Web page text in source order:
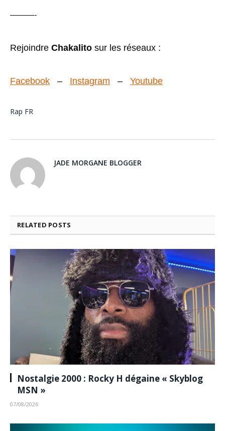
———-
Rejoindre Chakalito sur les réseaux :
Facebook – Instagram – Youtube
Rap FR
JADE MORGANE BLOGGER
RELATED POSTS
Nostalgie 2000 : Rocky H dégaine « Skyblog
MSN »
07/08/2026